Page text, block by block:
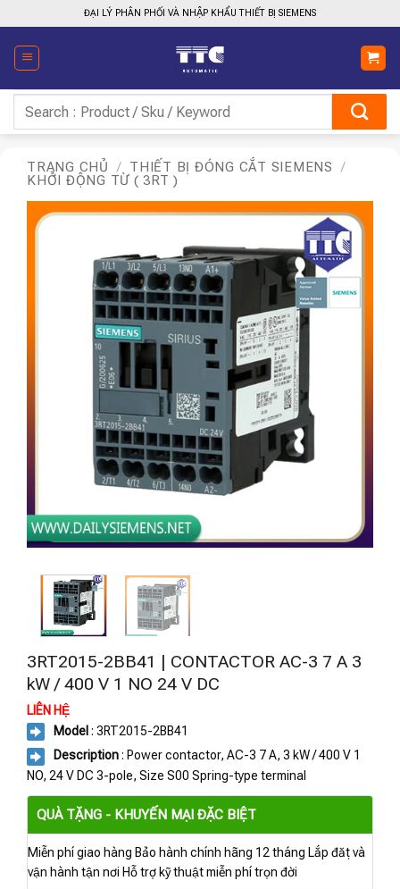
qua
nội
dung
ĐẠI LÝ PHÂN PHỐI VÀ NHẬP KHẨU THIẾT BỊ SIEMENS
kiếm:
TRANG CHỦ / THIẾT BỊ ĐÓNG CẮT SIEMENS
/
KHỞI ĐỘNG TỪ ( 3RT )
3RT2015-2BB41 | CONTACTOR AC-3 7 A 3
kW / 400 V 1 NO 24 V DC
LIÊN HỆ
Model : 3RT2015-2BB41
Description: Power contactor, AC-3 7 A, 3 kW / 400 V 1
NO, 24 V DC 3-pole, Size S00 Spring-type terminal
QUÀ TẶNG - KHUYẾN MẠI ĐẶC BIỆT
Miễn phí giao hàng Bảo hành chính hãng 12 tháng Lắp đặt và
vận hành tận nơi Hỗ trợ kỹ thuật miễn phí trọn đời